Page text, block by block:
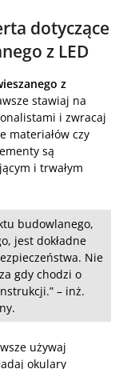
dotyczące
z LED
z
stawiaj na
i zwracaj
materiałów czy
są
i trwałym
budowlanego,
jest dokładne
Nie
gdy chodzi o
– inż.
używaj
okulary